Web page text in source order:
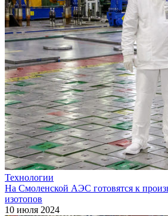
Технологии
На Смоленской АЭС готовятся к
изотопов
10 июля 2024